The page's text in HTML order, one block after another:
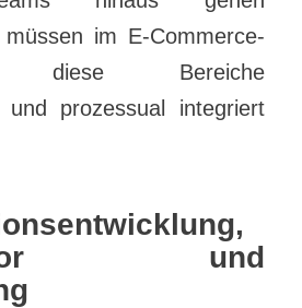
im E-Commerce-
diese Bereiche
und prozessual integriert
und